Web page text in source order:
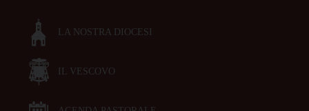
LA NOSTRA DIOCESI
IL VESCOVO